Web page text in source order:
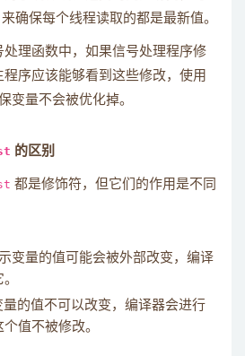
来确保每个线程读取的都是最新值。
处理函数中，如果信号处理程序修
序应该能够看到这些修改，使用
变量不会被优化掉。
的区别
都是修饰符，但它们的作用是不同
变量的值可能会被外部改变，编译
量的值不可以改变，编译器会进行
值不被修改。